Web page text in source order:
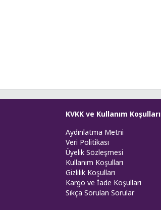
KVKK ve Kullanım Koşulları
Aydınlatma Metni
Veri Politikası
Üyelik Sözleşmesi
Kullanım Koşulları
Gizlilik Koşulları
Kargo ve İade Koşulları
Sıkça Sorulan Sorular